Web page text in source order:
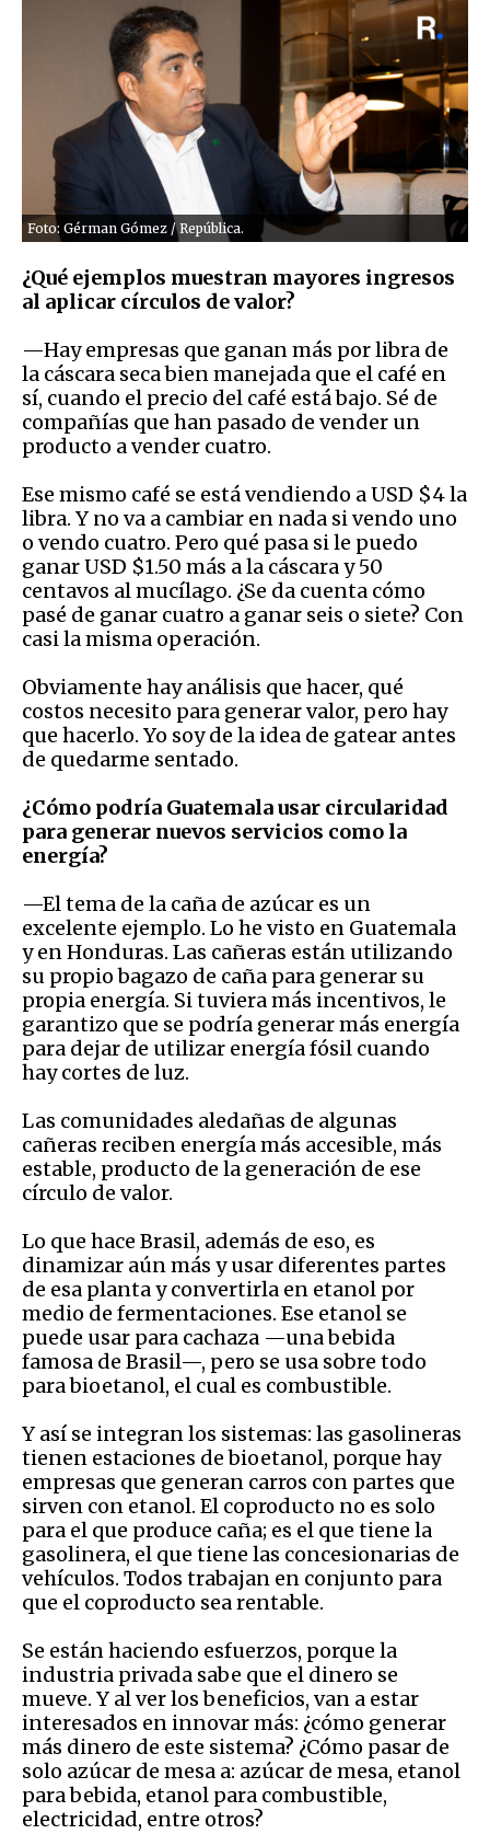
Foto: Gérman Gómez / República.
¿Qué ejemplos muestran mayores ingresos
al aplicar círculos de valor?
—Hay empresas que ganan más por libra de
la cáscara seca bien manejada que el café en
sí, cuando el precio del café está bajo. Sé de
compañías que han pasado de vender un
producto a vender cuatro.
Ese mismo café se está vendiendo a USD $4 la
libra. Y no va a cambiar en nada si vendo uno
o vendo cuatro. Pero qué pasa si le puedo
ganar USD $1.50 más a la cáscara y 50
centavos al mucílago. ¿Se da cuenta cómo
pasé de ganar cuatro a ganar seis o siete? Con
casi la misma operación.
Obviamente hay análisis que hacer, qué
costos necesito para generar valor, pero hay
que hacerlo. Yo soy de la idea de gatear antes
de quedarme sentado.
¿Cómo podría Guatemala usar circularidad
para generar nuevos servicios como la
energía?
—El tema de la caña de azúcar es un
excelente ejemplo. Lo he visto en Guatemala
y en Honduras. Las cañeras están utilizando
su propio bagazo de caña para generar su
propia energía. Si tuviera más incentivos, le
garantizo que se podría generar más energía
para dejar de utilizar energía fósil cuando
hay cortes de luz.
Las comunidades aledañas de algunas
cañeras reciben energía más accesible, más
estable, producto de la generación de ese
círculo de valor.
Lo que hace Brasil, además de eso, es
dinamizar aún más y usar diferentes partes
de esa planta y convertirla en etanol por
medio de fermentaciones. Ese etanol se
puede usar para cachaza —una bebida
famosa de Brasil—, pero se usa sobre todo
para bioetanol, el cual es combustible.
Y así se integran los sistemas: las gasolineras
tienen estaciones de bioetanol, porque hay
empresas que generan carros con partes que
sirven con etanol. El coproducto no es solo
para el que produce caña; es el que tiene la
gasolinera, el que tiene las concesionarias de
vehículos. Todos trabajan en conjunto para
que el coproducto sea rentable.
Se están haciendo esfuerzos, porque la
industria privada sabe que el dinero se
mueve. Y al ver los beneficios, van a estar
interesados en innovar más: ¿cómo generar
más dinero de este sistema? ¿Cómo pasar de
solo azúcar de mesa a: azúcar de mesa, etanol
para bebida, etanol para combustible,
electricidad, entre otros?